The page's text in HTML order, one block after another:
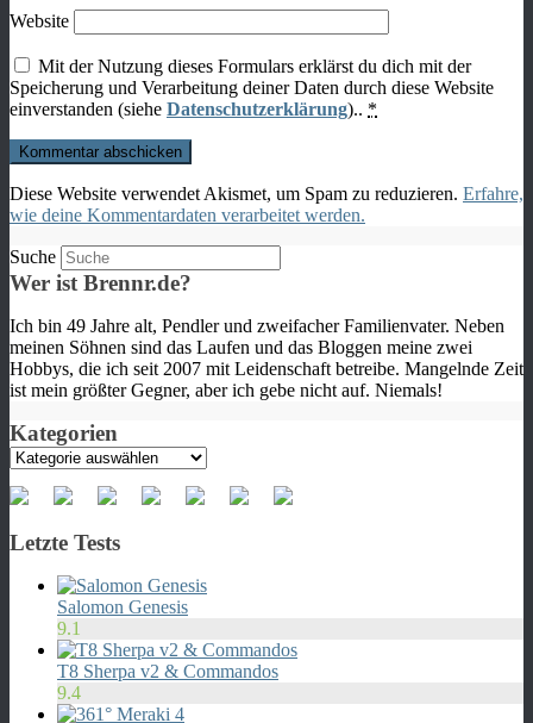
Website
Mit der Nutzung dieses Formulars erklärst du dich mit der
Speicherung und Verarbeitung deiner Daten durch diese Website
einverstanden (siehe Datenschutzerklärung).. *
Diese Website verwendet Akismet, um Spam zu reduzieren. Erfahre,
wie deine Kommentardaten verarbeitet werden.
Suche
Wer ist Brennr.de?
Ich bin 49 Jahre alt, Pendler und zweifacher Familienvater. Neben
meinen Söhnen sind das Laufen und das Bloggen meine zwei
Hobbys, die ich seit 2007 mit Leidenschaft betreibe. Mangelnde Zeit
ist mein größter Gegner, aber ich gebe nicht auf. Niemals!
Kategorien
Kategorien
Letzte Tests
Salomon Genesis
9.1
T8 Sherpa v2 & Commandos
9.4